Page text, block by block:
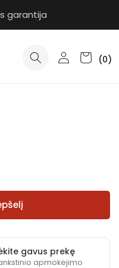
garantija
PrisijungtiKrepšelis
(0)
0
prekės
(-ių)
gavus prekę
apmokėjimo